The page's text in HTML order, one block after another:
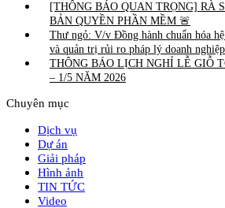
[THÔNG BÁO QUAN TRỌNG] RÀ
BẢN QUYỀN PHẦN MỀM 🚨
Thư ngỏ: V/v Đồng hành chuẩn hóa
và quản trị rủi ro pháp lý doanh nghiệp
THÔNG BÁO LỊCH NGHỈ LỄ GIỖ
– 1/5 NĂM 2026
Chuyên mục
Dịch vụ
Dự án
Giải pháp
Hình ảnh
TIN TỨC
Video